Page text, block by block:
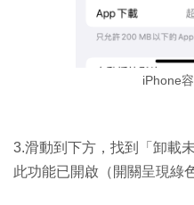
iPhone
3.滑動到下方，找到「卸載
此功能已開啟（開關呈現綠